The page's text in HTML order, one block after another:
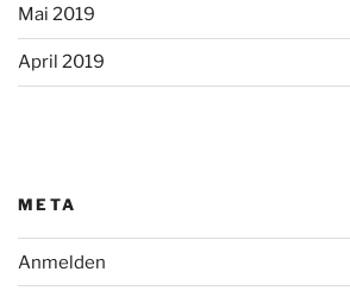
Mai 2019
April 2019
META
Anmelden